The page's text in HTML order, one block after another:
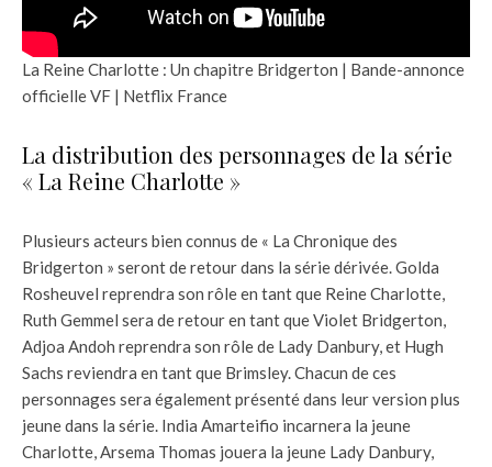
La Reine Charlotte : Un chapitre Bridgerton | Bande-annonce
officielle VF | Netflix France
La distribution des personnages de la série
« La Reine Charlotte »
Plusieurs acteurs bien connus de « La Chronique des
Bridgerton » seront de retour dans la série dérivée. Golda
Rosheuvel reprendra son rôle en tant que Reine Charlotte,
Ruth Gemmel sera de retour en tant que Violet Bridgerton,
Adjoa Andoh reprendra son rôle de Lady Danbury, et Hugh
Sachs reviendra en tant que Brimsley. Chacun de ces
personnages sera également présenté dans leur version plus
jeune dans la série. India Amarteifio incarnera la jeune
Charlotte, Arsema Thomas jouera la jeune Lady Danbury,